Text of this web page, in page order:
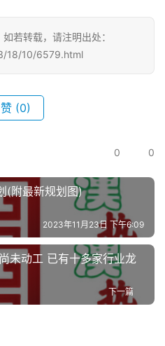
若转载，请注明出处：
18/10/6579.html
赞 (0)
0 0
(附最新规划图)
2023年11月23日 下午6:09
未动工 已有十多家行业龙
下一篇